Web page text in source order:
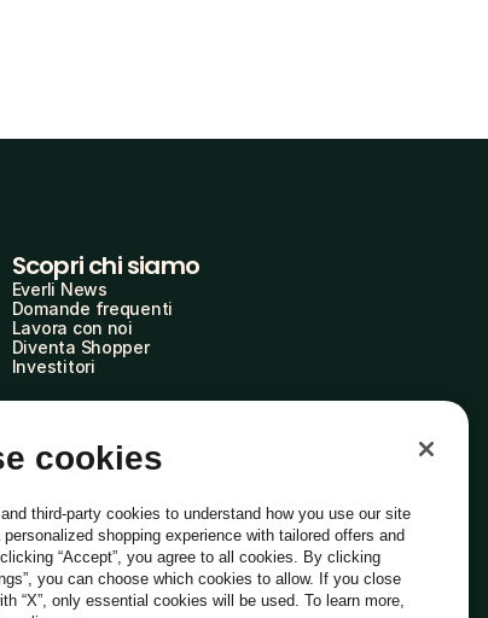
Scopri chi siamo
Everli News
Domande frequenti
Lavora con noi
Diventa Shopper
Investitori
Italiano
cookies
third-party cookies to understand how you use our site
shopping experience with tailored offers and
“Accept”, you agree to all cookies. By clicking
you can choose which cookies to allow. If you close
“X”, only essential cookies will be used. To learn more,